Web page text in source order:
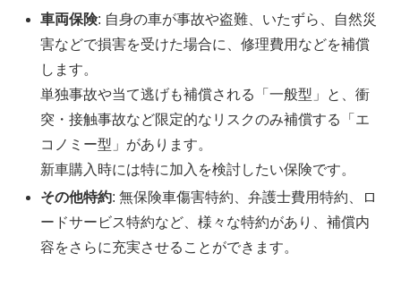
車両保険: 自身の車が事故や盗難、いたずら、自然災
害などで損害を受けた場合に、修理費用などを補償
します。
単独事故や当て逃げも補償される「一般型」と、衝
突・接触事故など限定的なリスクのみ補償する「エ
コノミー型」があります。
新車購入時には特に加入を検討したい保険です。
その他特約: 無保険車傷害特約、弁護士費用特約、ロ
ードサービス特約など、様々な特約があり、補償内
容をさらに充実させることができます。